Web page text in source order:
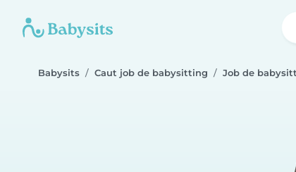
Babysits Caut job de babysitting Job de